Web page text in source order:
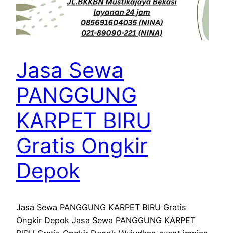
Jasa Sewa
PANGGUNG
KARPET BIRU
Gratis Ongkir
Depok
Jasa Sewa PANGGUNG KARPET BIRU Gratis
Ongkir Depok Jasa Sewa PANGGUNG KARPET